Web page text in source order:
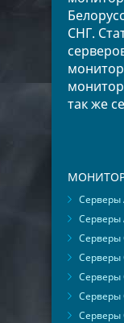
СНГ.
так же
Серверы
Серверы
Серверы
Серверы
Серверы
Серверы
Серверы